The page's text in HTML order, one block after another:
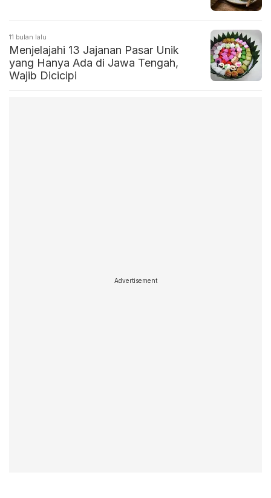
11 bulan lalu
Menjelajahi 13 Jajanan Pasar Unik
yang Hanya Ada di Jawa Tengah,
Wajib Dicicipi
Advertisement